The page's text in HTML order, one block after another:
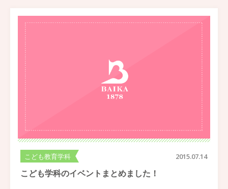
こども教育学科 2015.07.14
こども学科のイベントまとめました！